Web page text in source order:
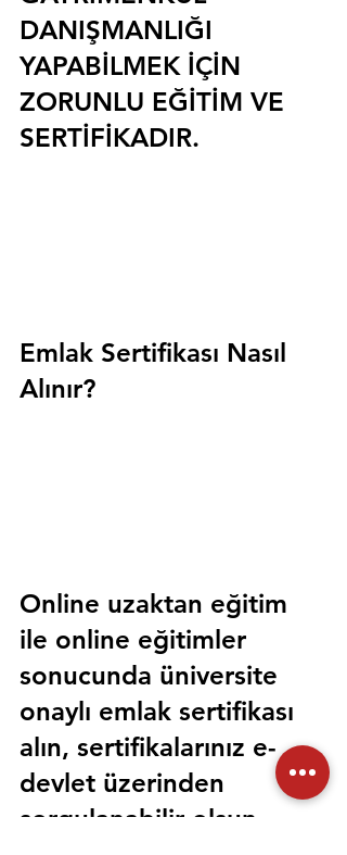
DANIŞMANLIĞI
YAPABİLMEK İÇİN
ZORUNLU EĞİTİM VE
SERTİFİKADIR.
Emlak Sertifikası Nasıl
Alınır?
Online uzaktan eğitim
ile online eğitimler
sonucunda üniversite
onaylı emlak sertifikası
alın, sertifikalarınız e-
devlet üzerinden
sorgulanabilir olsun.